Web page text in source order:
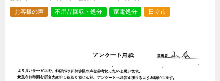
お客様の声
不用品回収・処分 家電処分 日立市